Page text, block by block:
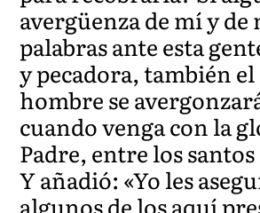
avergüenza de mí y de
palabras ante esta
y pecadora, también
hombre se
cuando venga con la
Padre, entre los santos
Y añadió: «Yo les
algunos de los aquí